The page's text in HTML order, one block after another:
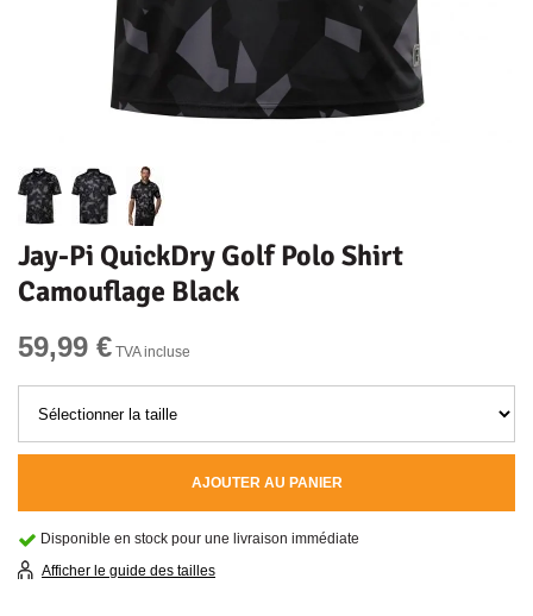
Jay-Pi QuickDry Golf Polo Shirt
Camouflage Black
59,99 € TVA incluse
AJOUTER AU PANIER
Disponible en stock pour une livraison immédiate
Afficher le guide des tailles